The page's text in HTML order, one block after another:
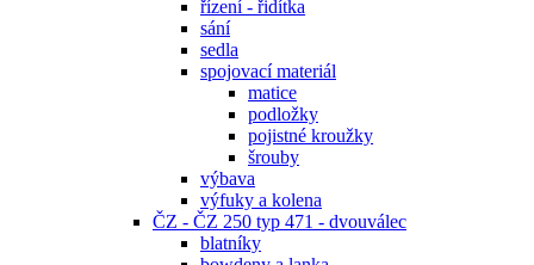
řízení - řidítka
sání
sedla
spojovací materiál
matice
podložky
pojistné kroužky
šrouby
výbava
výfuky a kolena
ČZ - ČZ 250 typ 471 - dvouválec
blatníky